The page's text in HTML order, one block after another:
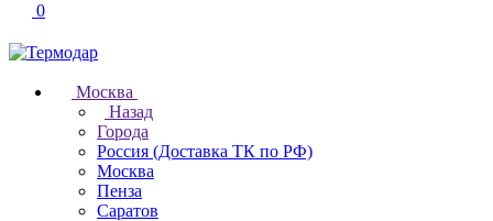
0
Москва
Назад
Города
Россия (Доставка ТК по РФ)
Москва
Пенза
Саратов